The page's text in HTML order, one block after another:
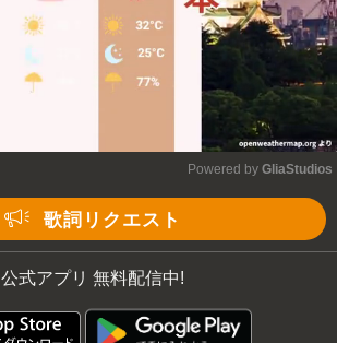
Powered by GliaStudios
歌詞リクエスト
公式アプリ 無料配信中!